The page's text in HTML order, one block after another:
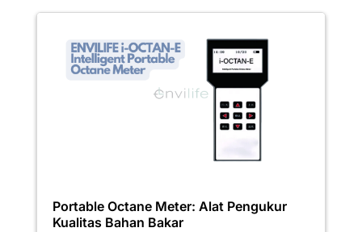
Portable Octane Meter: Alat Pengukur
Kualitas Bahan Bakar